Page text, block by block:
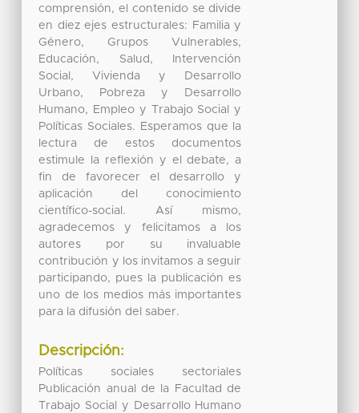
comprensión, el contenido se divide
en diez ejes estructurales: Familia y
Género, Grupos Vulnerables,
Educación, Salud, Intervención
Social, Vivienda y Desarrollo
Urbano, Pobreza y Desarrollo
Humano, Empleo y Trabajo Social y
Políticas Sociales. Esperamos que la
lectura de estos documentos
estimule la reflexión y el debate, a
fin de favorecer el desarrollo y
aplicación del conocimiento
científico-social. Así mismo,
agradecemos y felicitamos a los
autores por su invaluable
contribución y los invitamos a seguir
participando, pues la publicación es
uno de los medios más importantes
para la difusión del saber.
Descripción:
Políticas sociales sectoriales
Publicación anual de la Facultad de
Trabajo Social y Desarrollo Humano